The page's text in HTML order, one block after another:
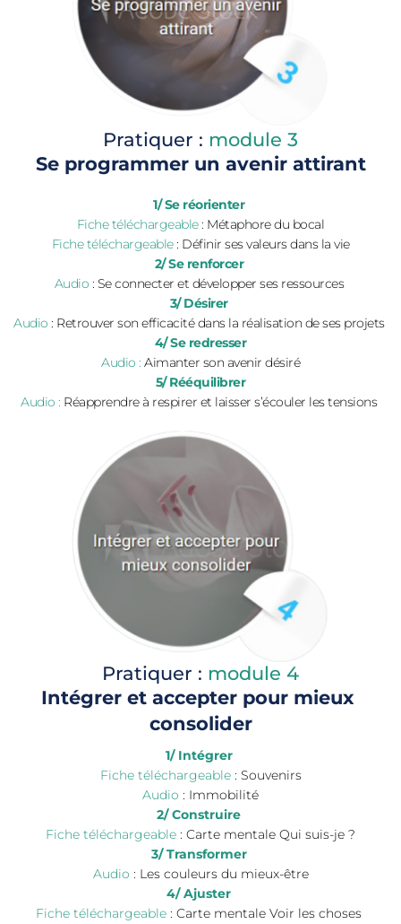
Pratiquer : module 3
Se programmer un avenir attirant
1/ Se réorienter
Fiche téléchargeable : Métaphore du bocal
Fiche téléchargeable : Définir ses valeurs dans la vie
2/ Se renforcer
Audio : Se connecter et développer ses ressources
3/ Désirer
Audio : Retrouver son efficacité dans la réalisation de ses projets
4/ Se redresser
Audio : Aimanter son avenir désiré
5/ Rééquilibrer
Audio : Réapprendre à respirer et laisser s’écouler les tensions
Pratiquer : module 4
Intégrer et accepter pour mieux
consolider
1/ Intégrer
Fiche téléchargeable : Souvenirs
Audio : Immobilité
2/ Construire
Fiche téléchargeable : Carte mentale Qui suis-je ?
3/ Transformer
Audio : Les couleurs du mieux-être
4/ Ajuster
Fiche téléchargeable : Carte mentale Voir les choses